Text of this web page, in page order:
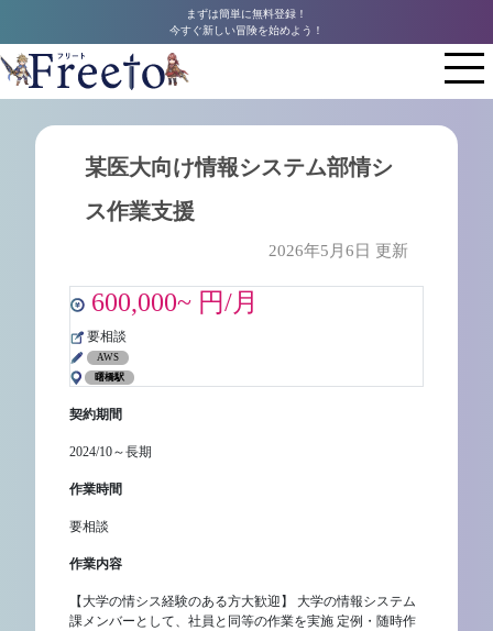
まずは簡単に無料登録！
今すぐ新しい冒険を始めよう！
某医大向け情報システム部情シ
ス作業支援
2026年5月6日 更新
600,000~ 円/月
要相談
AWS
曙橋駅
契約期間
2024/10～長期
作業時間
要相談
作業内容
【大学の情シス経験のある方大歓迎】 大学の情報システム
課メンバーとして、社員と同等の作業を実施 定例・随時作